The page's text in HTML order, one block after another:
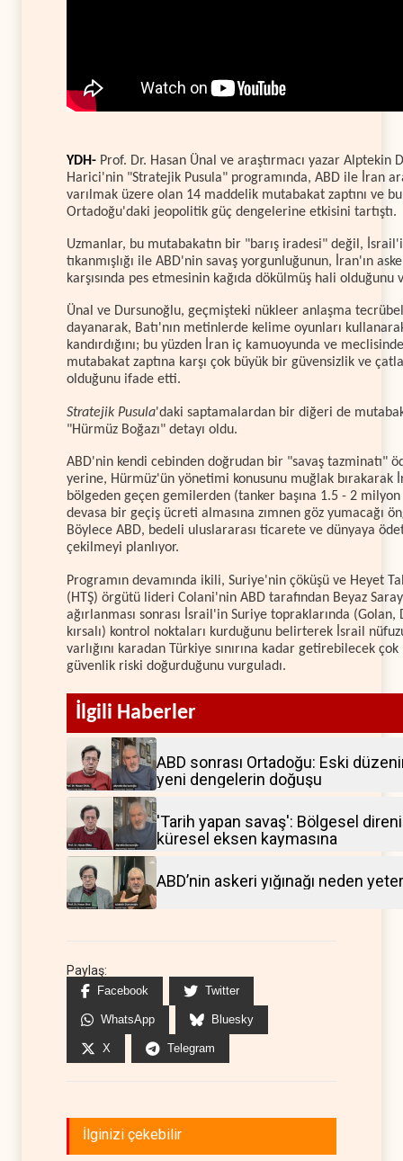
YDH- Prof. Dr. Hasan Ünal ve araştırmacı yazar Alptekin
Harici'nin "Stratejik Pusula" programında, ABD ile İran
varılmak üzere olan 14 maddelik mutabakat zaptını ve
Ortadoğu'daki jeopolitik güç dengelerine etkisini tartıştı.
Uzmanlar, bu mutabakatın bir "barış iradesi" değil,
tıkanmışlığı ile ABD'nin savaş yorgunluğunun, İran'ın
karşısında pes etmesinin kağıda dökülmüş hali olduğunu
Ünal ve Dursunoğlu, geçmişteki nükleer anlaşma
dayanarak, Batı'nın metinlerde kelime oyunları
kandırdığını; bu yüzden İran iç kamuoyunda ve
mutabakat zaptına karşı çok büyük bir güvensizlik ve
olduğunu ifade etti.
Stratejik Pusula'daki saptamalardan bir diğeri de
"Hürmüz Boğazı" detayı oldu.
ABD'nin kendi cebinden doğrudan bir "savaş tazminatı"
yerine, Hürmüz'ün yönetimi konusunu muğlak bırakarak
bölgeden geçen gemilerden (tanker başına 1.5 - 2
devasa bir geçiş ücreti almasına zımnen göz yumacağı
Böylece ABD, bedeli uluslararası ticarete ve dünyaya
çekilmeyi planlıyor.
Programın devamında ikili, Suriye'nin çöküşü ve Heyet
(HTŞ) örgütü lideri Colani'nin ABD tarafından Beyaz
ağırlanması sonrası İsrail'in Suriye topraklarında (Golan,
kırsalı) kontrol noktaları kurduğunu belirterek İsrail
varlığını karadan Türkiye sınırına kadar getirebilecek
güvenlik riski doğurduğunu vurguladı.
İlgili Haberler
ABD sonrası Ortadoğu: Eski
yeni dengelerin doğuşu
'Tarih yapan savaş': Bölgesel
küresel eksen kaymasına
ABD’nin askeri yığınağı neden
Paylaş:
Facebook Twitter
WhatsApp Bluesky
X Telegram
İlginizi çekebilir